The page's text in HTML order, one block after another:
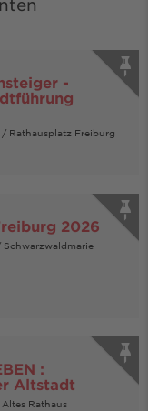
-
Rathausplatz Freiburg
2026
Schwarzwaldmarie
:
Altstadt
Rathaus